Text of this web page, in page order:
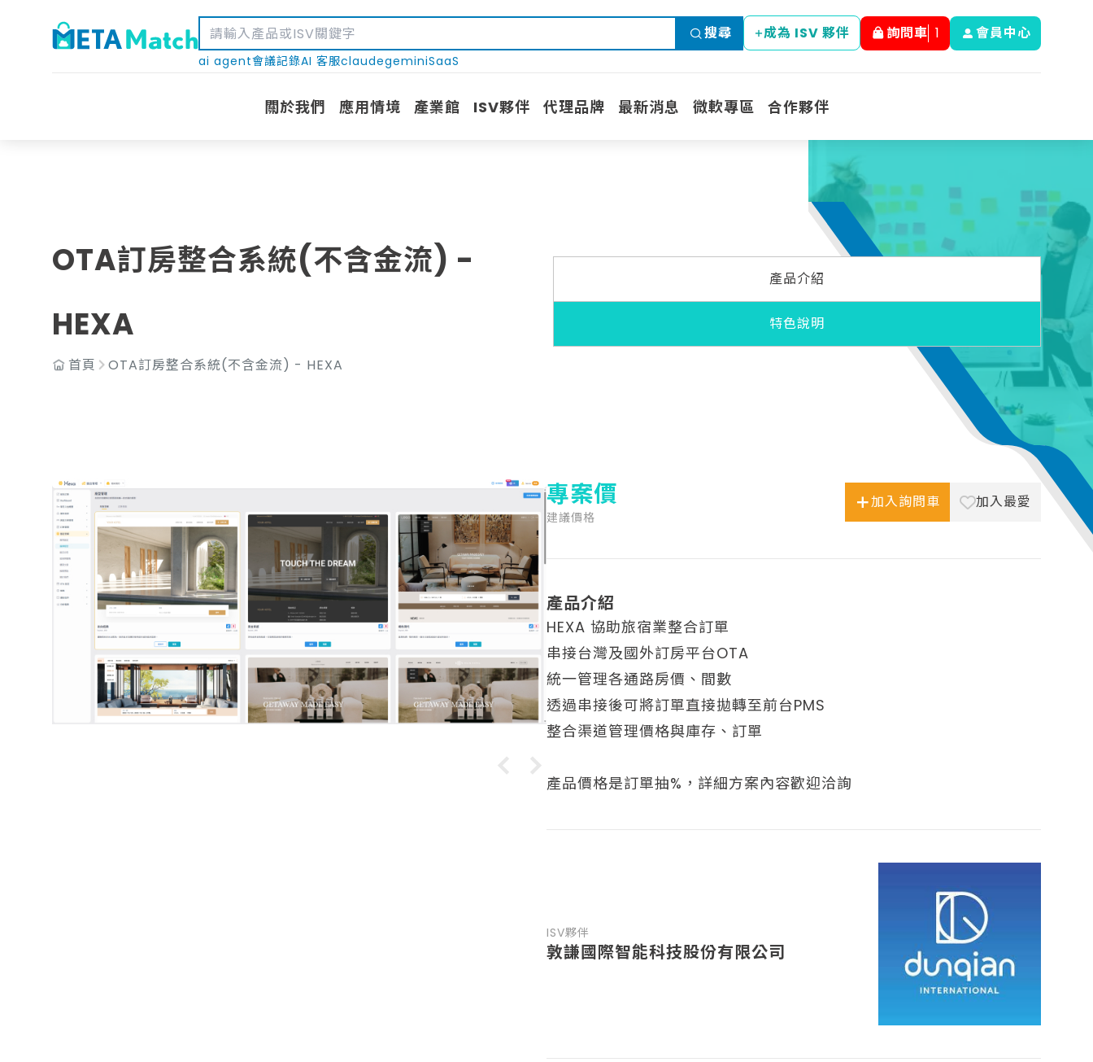
搜尋
ai agent會議記錄AI 客服claudegeminiSaaS
成為 ISV 夥伴 詢問車 1 會員中心
關於我們 應用情境 產業館 ISV夥伴 代理品牌 最新消息 微軟專區 合作夥伴
OTA訂房整合系統(不含金流) -
HEXA
首頁 OTA訂房整合系統(不含金流) - HEXA
產品介紹
特色說明
專案價
建議價格
加入詢問車 加入最愛
產品介紹
HEXA 協助旅宿業整合訂單
串接台灣及國外訂房平台OTA
統一管理各通路房價、間數
透過串接後可將訂單直接拋轉至前台PMS
整合渠道管理價格與庫存、訂單
產品價格是訂單抽%，詳細方案內容歡迎洽詢
ISV夥伴
敦謙國際智能科技股份有限公司